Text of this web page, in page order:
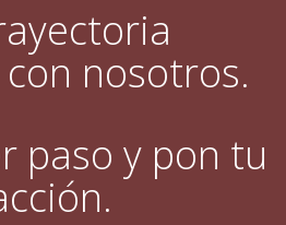
nosotros.
paso y pon tu